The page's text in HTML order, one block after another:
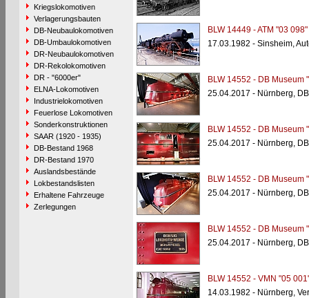
Kriegslokomotiven
Verlagerungsbauten
DB-Neubaulokomotiven
DB-Umbaulokomotiven
DR-Neubaulokomotiven
DR-Rekolokomotiven
DR - "6000er"
ELNA-Lokomotiven
Industrielokomotiven
Feuerlose Lokomotiven
Sonderkonstruktionen
SAAR (1920 - 1935)
DB-Bestand 1968
DR-Bestand 1970
Auslandsbestände
Lokbestandslisten
Erhaltene Fahrzeuge
Zerlegungen
BLW 14449 - ATM "03 098"
17.03.1982 - Sinsheim,
BLW 14552 - DB Museum
25.04.2017 - Nürnberg,
BLW 14552 - DB Museum
25.04.2017 - Nürnberg,
BLW 14552 - DB Museum
25.04.2017 - Nürnberg,
BLW 14552 - DB Museum
25.04.2017 - Nürnberg,
BLW 14552 - VMN "05
14.03.1982 - Nürnberg,